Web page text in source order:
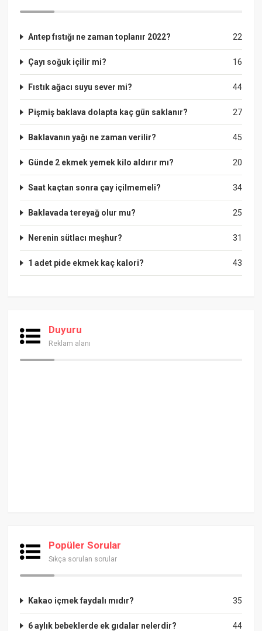
22
Antep fıstığı ne zaman toplanır 2022?
16
Çayı soğuk içilir mi?
44
Fıstık ağacı suyu sever mi?
27
Pişmiş baklava dolapta kaç gün saklanır?
45
Baklavanın yağı ne zaman verilir?
20
Günde 2 ekmek yemek kilo aldırır mı?
34
Saat kaçtan sonra çay içilmemeli?
25
Baklavada tereyağ olur mu?
31
Nerenin sütlacı meşhur?
43
1 adet pide ekmek kaç kalori?
Duyuru
Reklam alanı
Popüler Sorular
Sıkça sorulan sorular
35
Kakao içmek faydalı mıdır?
44
6 aylık bebeklerde ek gıdalar nelerdir?